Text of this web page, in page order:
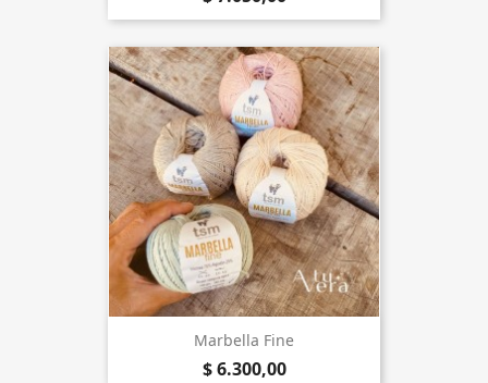
Marbella Fine
$ 6.300,00